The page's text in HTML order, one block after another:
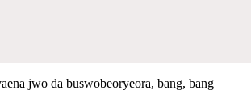
jwo da buswobeoryeora, bang, bang